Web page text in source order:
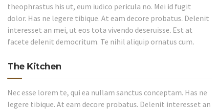
theophrastus his ut, eum iudico pericula no. Mei id fugit
dolor. Has ne legere tibique. At eam decore probatus. Delenit
interesset an mei, ut eos tota vivendo deseruisse. Est at
facete delenit democritum. Te nihil aliquip ornatus cum.
The Kitchen
Nec esse lorem te, qui ea nullam sanctus conceptam. Has ne
legere tibique. At eam decore probatus. Delenit interesset an